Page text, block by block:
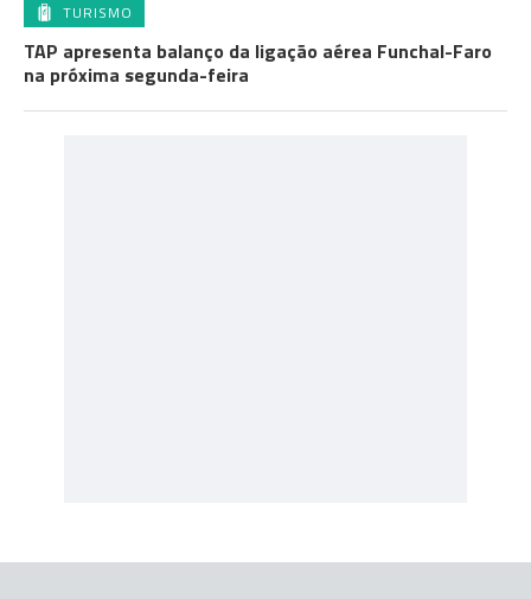
TURISMO
TAP apresenta balanço da ligação aérea Funchal-Faro
na próxima segunda-feira